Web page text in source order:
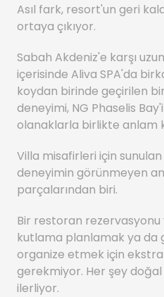
Asıl fark, resort'un geri
ortaya çıkıyor.
Sabah Akdeniz'e karşı
içerisinde Aliva SPA'da
koydan birinde geçirilen
deneyimi, NG Phaselis
olanaklarla birlikte anlam
Villa misafirleri için
deneyimin görünmeyen
parçalarından biri.
Bir restoran
kutlama planlamak ya da
organize etmek için
gerekmiyor. Her şey doğal
ilerliyor.